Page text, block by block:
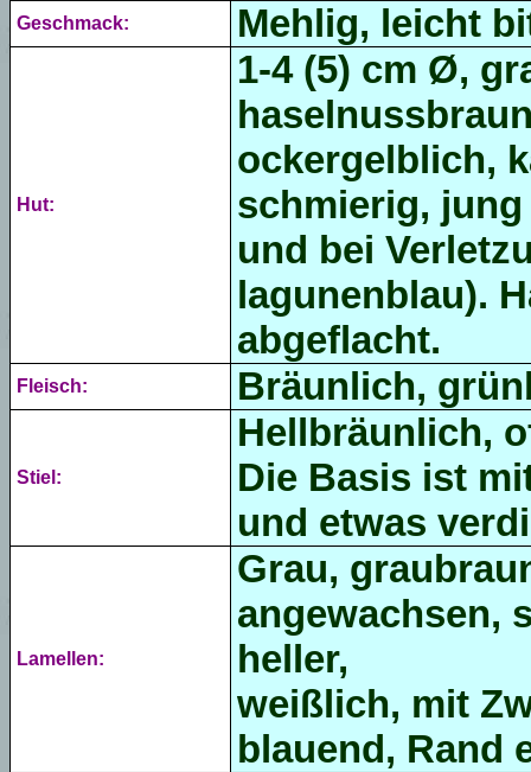
Geschmack: Mehlig, leicht
Hut:
1-4 (5) cm Ø,
ockergelblich,
schmierig,
und bei
lagunenblau).
abgeflacht.
Fleisch: Bräunlich,
Stiel:
Hellbräunlich,
Die Basis ist
und etwas
Lamellen:
Grau,
angewachsen,
heller,
weißlich, mit
blauend, Rand